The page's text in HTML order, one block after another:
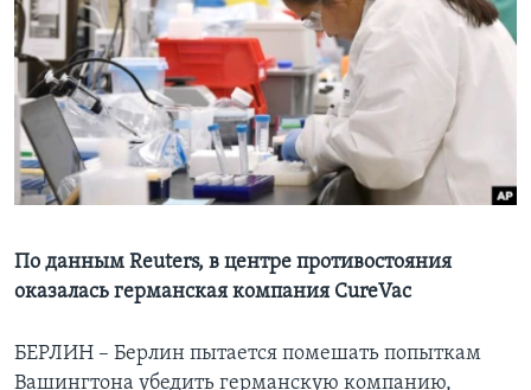
Learning English
СОЦИАЛЬНЫЕ СЕТИ
По данным Reuters, в центре противостояния
оказалась германская компания CureVac
БЕРЛИН – Берлин пытается помешать попыткам
Вашингтона убедить германскую компанию,